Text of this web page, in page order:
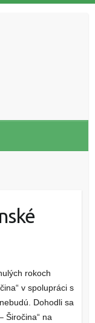
rokoch
v spolupráci s
Dohodli sa
Širočina“ na